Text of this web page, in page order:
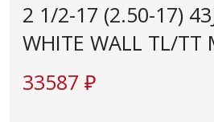
2 1/2-17 (2.50-17)
WHITE WALL TL/TT
33587 ₽